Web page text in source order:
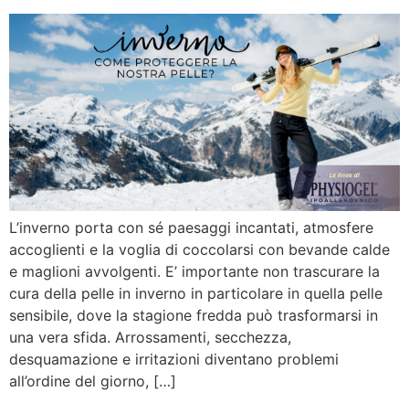
L’inverno porta con sé paesaggi incantati, atmosfere
accoglienti e la voglia di coccolarsi con bevande calde
e maglioni avvolgenti. E’ importante non trascurare la
cura della pelle in inverno in particolare in quella pelle
sensibile, dove la stagione fredda può trasformarsi in
una vera sfida. Arrossamenti, secchezza,
desquamazione e irritazioni diventano problemi
all’ordine del giorno, […]